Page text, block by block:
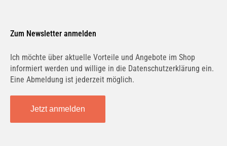
Zum Newsletter anmelden
Ich möchte über aktuelle Vorteile und Angebote im Shop
informiert werden und willige in die Datenschutzerklärung ein.
Eine Abmeldung ist jederzeit möglich.
Jetzt anmelden